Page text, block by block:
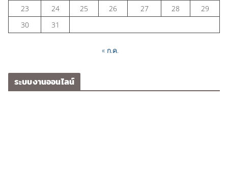
23
24 25 26 27 28
29
30
31
« ก.ค.
ระบบงานออนไลน์